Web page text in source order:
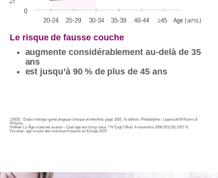
Le risque de fausse couche
augmente considérablement au-delà de 35
ans
est jusqu’à 90 % de plus de 45 ans
(2005) : Endocrinologie gynécologique clinique et infertilité, page 1016, 7e édition, Philadelphie : Lippincott Williams &
Wilkins.
Heffner LJ. Âge maternel avancé – Quel âge est-il trop vieux ? N Engl J Med. 4 novembre 2004;351(19):1927-9.
Eurostat : âge moyen des mères primipares en Europe 2019